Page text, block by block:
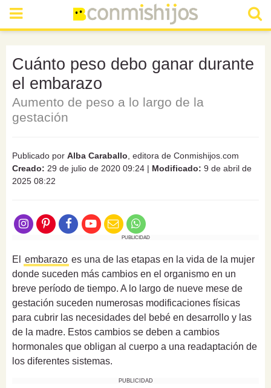
Cuánto peso debo ganar durante
el embarazo
Aumento de peso a lo largo de la
gestación
Publicado por Alba Caraballo , editora de Conmishijos.com
Creado: 29 de julio de 2020 09:24 | Modificado: 9 de abril de
2025 08:22
PUBLICIDAD
El embarazo es una de las etapas en la vida de la mujer
donde suceden más cambios en el organismo en un
breve período de tiempo. A lo largo de nueve mese de
gestación suceden numerosas modificaciones físicas
para cubrir las necesidades del bebé en desarrollo y las
de la madre. Estos cambios se deben a cambios
hormonales que obligan al cuerpo a una readaptación de
los diferentes sistemas.
PUBLICIDAD